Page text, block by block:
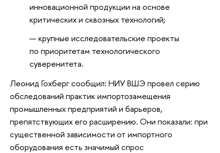
инновационной продукции на основе
критических и сквозных технологий;
крупные исследовательские проекты
по приоритетам технологического
суверенитета.
Леонид Гохберг сообщил: НИУ ВШЭ провел серию
обследований практик импортозамещения
промышленных предприятий и барьеров,
препятствующих его расширению. Они показали: при
существенной зависимости от импортного
оборудования есть значимый спрос